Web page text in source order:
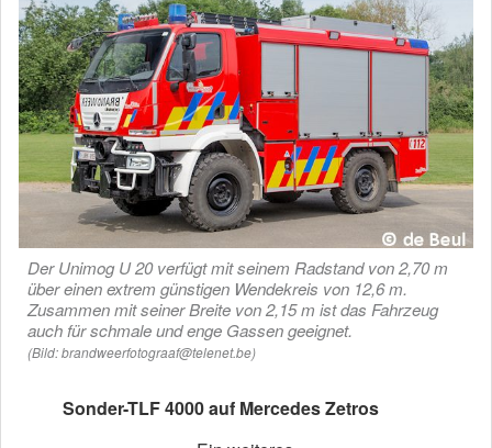
Der Unimog U 20 verfügt mit seinem Radstand von 2,70 m
über einen extrem günstigen Wendekreis von 12,6 m.
Zusammen mit seiner Breite von 2,15 m ist das Fahrzeug
auch für schmale und enge Gassen geeignet.
(Bild: brandweerfotograaf@telenet.be)
Sonder-TLF 4000 auf Mercedes Zetros